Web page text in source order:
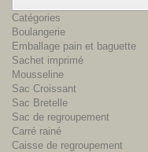
Catégories
Boulangerie
Emballage pain et baguette
Sachet imprimé
Mousseline
Sac Croissant
Sac Bretelle
Sac de regroupement
Carré rainé
Caisse de regroupement